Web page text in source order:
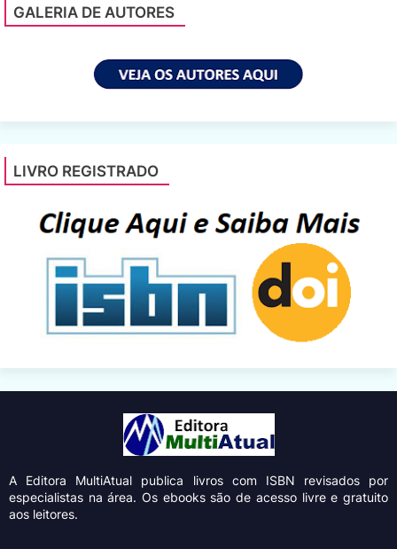
GALERIA DE AUTORES
LIVRO REGISTRADO
A Editora MultiAtual publica livros com ISBN revisados por
especialistas na área. Os ebooks são de acesso livre e gratuito
aos leitores.